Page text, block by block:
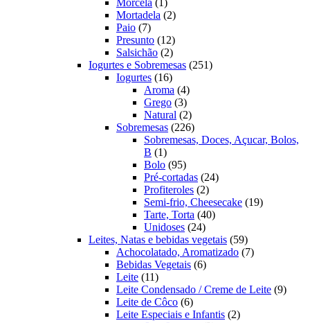
Morcela 1
produto
Mortadela 22
Paio 77
produtos
Presunto 1212
produtos
Salsichão 22
produtos
Iogurtes e Sobremesas 251251
Iogurtes 1616
produtos
Aroma 44
produtos
Grego 33
produtos
Natural 22
produtos
Sobremesas 226226
produtos
Sobremesas, Doces, Açucar, Bolos,
B
11
produto
Bolo 9595
produtos
Pré-cortadas 2424
Profiteroles 22
produtos
Semi-frio, Cheesecake 1919
Tarte, Torta 4040
Unidoses 2424
produtos
Leites, Natas e bebidas vegetais 5959
produtos
Achocolatado, Aromatizado 77
Bebidas Vegetais 66
Leite 1111
produtos
Leite Condensado / Creme de Leite 99
Leite de Côco 66
produtos
Leite Especiais e Infantis 22